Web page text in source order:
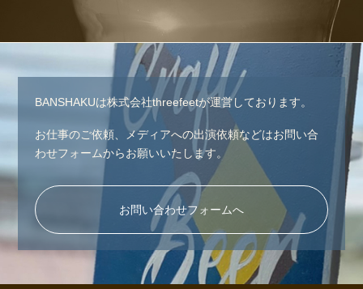
BANSHAKUは株式会社threefeetが運営しております。
お仕事のご依頼、メディアへの出演依頼などはお問い合
わせフォームからお願いいたします。
お問い合わせフォームへ